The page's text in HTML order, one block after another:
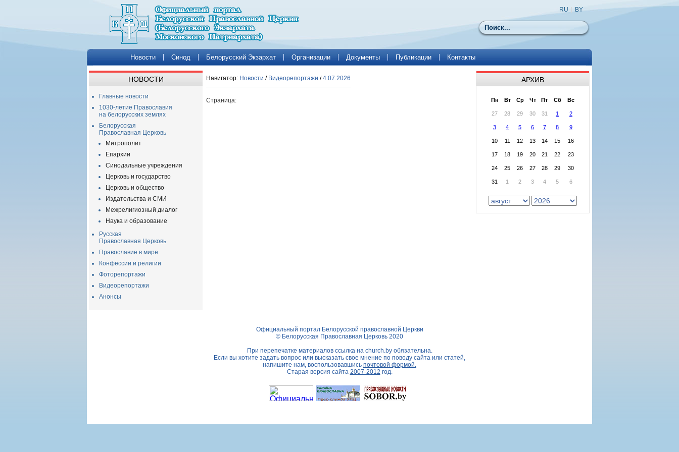
Поиск
RU BY
Новости Синод Белорусский Экзархат Организации Документы Публикации Контакты
НОВОСТИ
Главные новости
1030-летие Православия
на белорусских землях
Белорусская
Православная Церковь
Митрополит
Епархии
Синодальные учреждения
Церковь и государство
Церковь и общество
Издательства и СМИ
Межрелигиозный диалог
Наука и образование
Русская
Православная Церковь
Православие в мире
Конфессии и религии
Фоторепортажи
Видеорепортажи
Анонсы
Навигатор: Новости / Видеорепортажи /4.07.2026
Страница:
АРХИВ
Пн Вт Ср Чт Пт Сб Вс
27 28 29 30 31 1 2
3 4 5 6 7 8 9
10 11 12 13 14 15 16
17 18 19 20 21 22 23
24 25 26 27 28 29 30
31 1 2 3 4 5 6
Официальный портал Белорусской православной Церкви
© Белорусская Православная Церковь 2020
При перепечатке материалов ссылка на church.byобязательна.
Если вы хотите задать вопрос или высказать свое мнение по поводу сайта или статей,
напишите нам, воспользовавшись почтовой формой.
Старая версия сайта 2007-2012 год.